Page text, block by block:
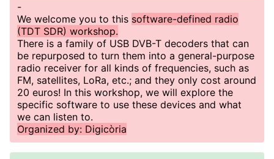
-
We welcome you to this software-defined radio
(TDT SDR) workshop.
There is a family of USB DVB-T decoders that can
be repurposed to turn them into a general-purpose
radio receiver for all kinds of frequencies, such as
FM, satellites, LoRa, etc.; and they only cost around
20 euros! In this workshop, we will explore the
specific software to use these devices and what
we can listen to.
Organized by: Digicòria